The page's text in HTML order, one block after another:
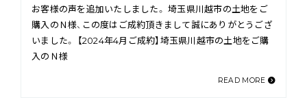
お客様の声を追加いたしました。 埼玉県川越市の土地をご
購入のＮ様、この度はご成約頂きまして誠にありがとうござ
いました。 【2024年4月ご成約】埼玉県川越市の土地をご購
入のＮ様
READ MORE